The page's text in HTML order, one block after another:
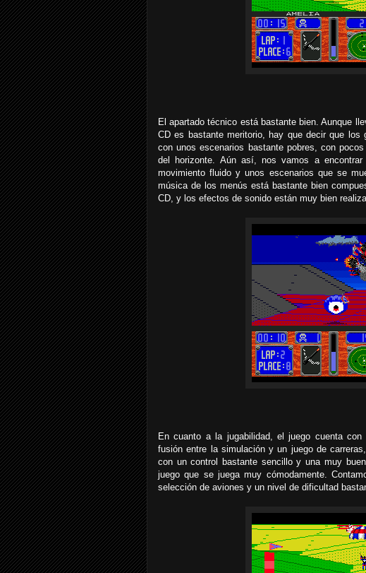
El apartado técnico está bastante bien. Aunque
CD es bastante meritorio, hay que decir que
con unos escenarios bastante pobres, con
del horizonte. Aún así, nos vamos a
movimiento fluido y unos escenarios que se
música de los menús está bastante bien
CD, y los efectos de sonido están muy bien
En cuanto a la jugabilidad, el juego cuenta
fusión entre la simulación y un juego de
con un control bastante sencillo y una muy
juego que se juega muy cómodamente.
selección de aviones y un nivel de dificultad